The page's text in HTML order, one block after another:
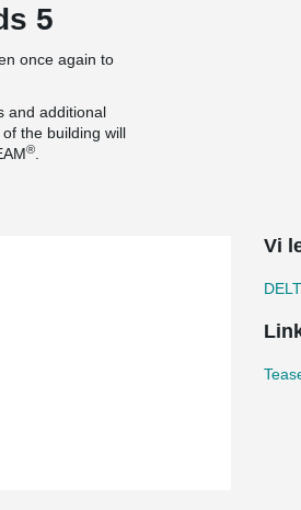
5
once again to
and additional
the building will
®
Vi